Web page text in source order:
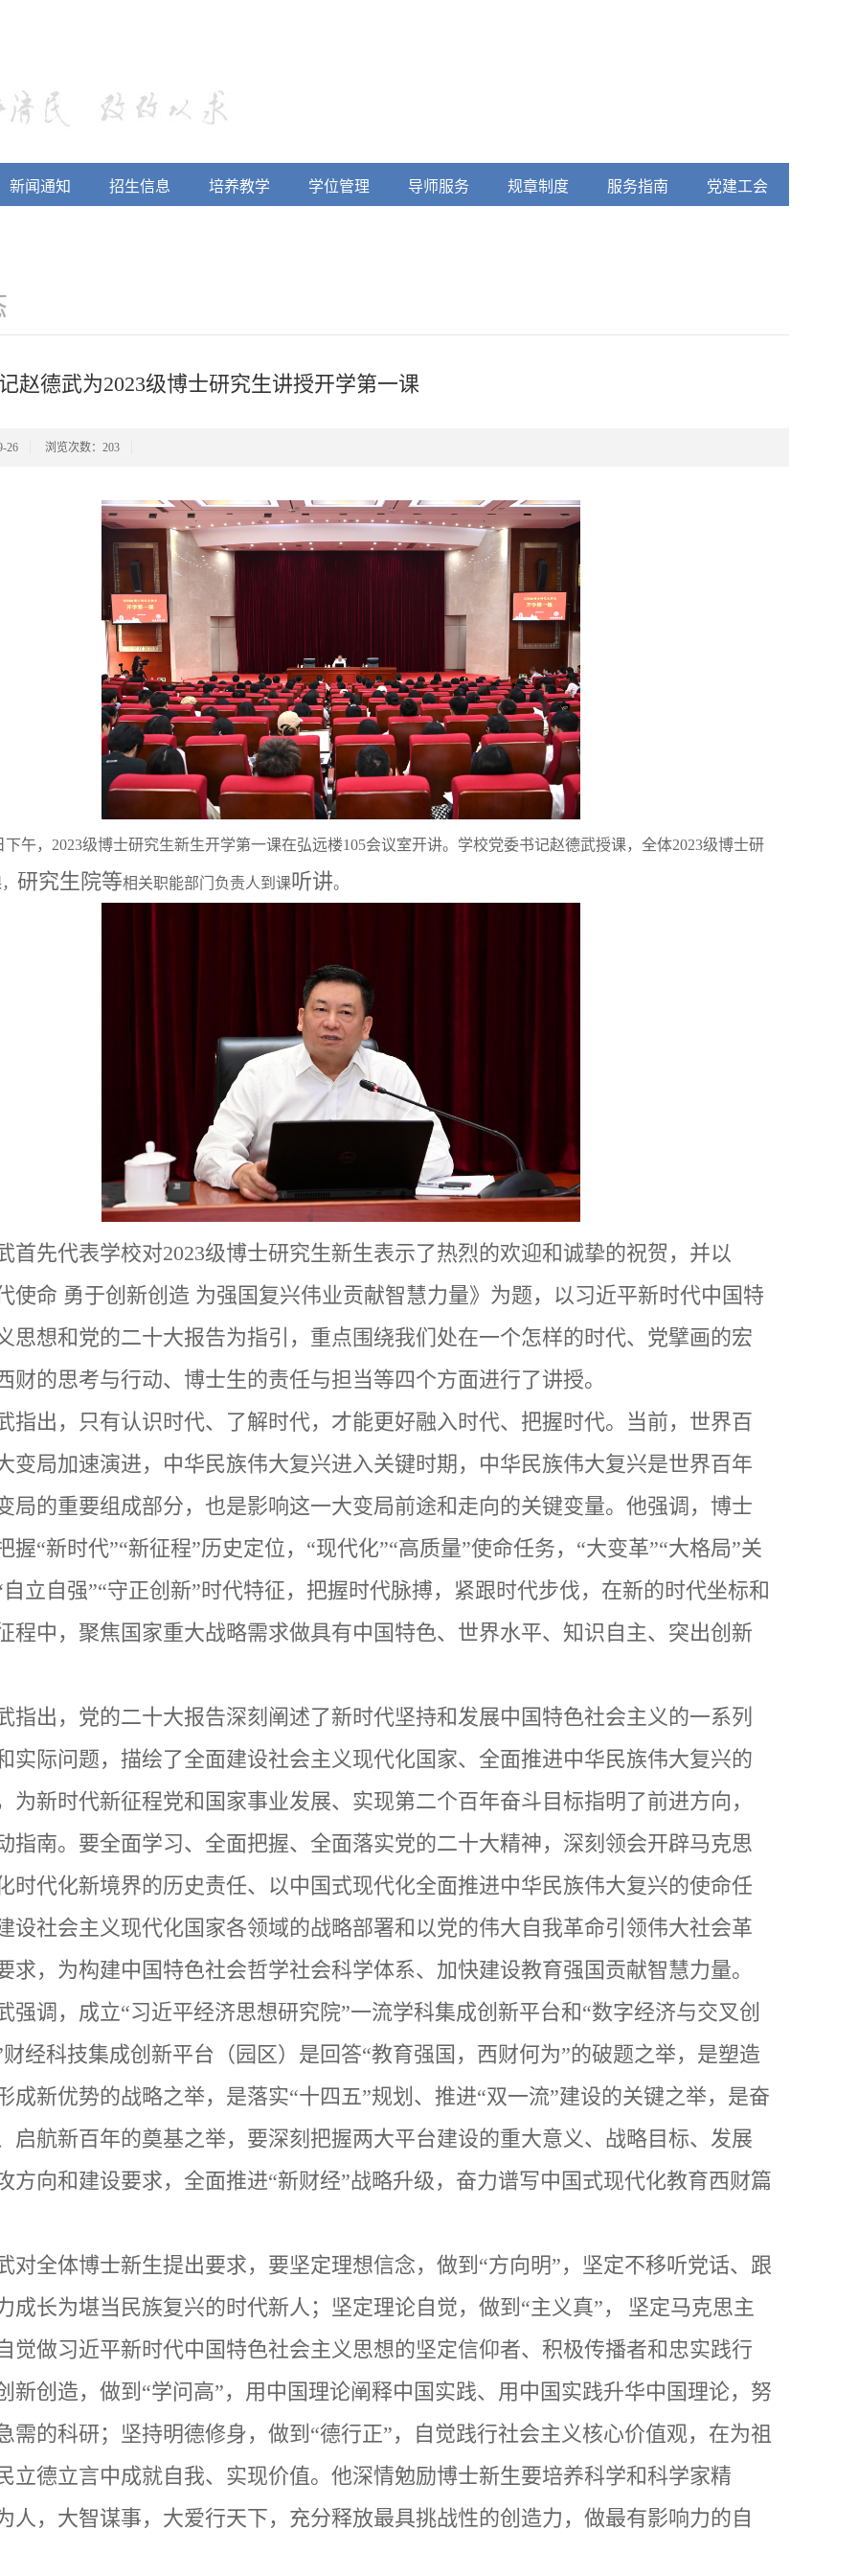
新闻通知 招生信息 培养教学 学位管理 导师服务 规章制度 服务指南 党建工会
赵德武为2023级博士研究生讲授开学第一课
26 浏览次数： 203
下午， 2023级博士研究生新生开学第一课在弘远楼105会议室开讲。学校党委书记赵德武授课，全体2023级博士研
研究生院等相关职能部门负责人到课听讲。
首先代表学校对2023级博士研究生新生表示了热烈的欢迎和诚挚的祝贺，并以
使命 勇于创新创造 为强国复兴伟业贡献智慧力量》为题，以习近平新时代中国特
思想和党的二十大报告为指引，重点围绕我们处在一个怎样的时代、党擘画的宏
财的思考与行动、博士生的责任与担当等四个方面进行了讲授。
指出，只有认识时代、了解时代，才能更好融入时代、把握时代。当前，世界百
变局加速演进，中华民族伟大复兴进入关键时期，中华民族伟大复兴是世界百年
局的重要组成部分，也是影响这一大变局前途和走向的关键变量。他强调， 博士
握“新时代”“新征程”历史定位， “现代化”“高质量”使命任务， “大变革”“大格局”关
自立自强”“守正创新”时代特征，把握时代脉搏，紧跟时代步伐，在新的时代坐标和
程中，聚焦国家重大战略需求做具有中国特色、世界水平、知识自主、突出创新
指出， 党的二十大报告深刻阐述了新时代坚持和发展中国特色社会主义的一系列
实际问题，描绘了全面建设社会主义现代化国家、全面推进中华民族伟大复兴的
为新时代新征程党和国家事业发展、实现第二个百年奋斗目标指明了前进方向，
指南。要全面学习、全面把握、全面落实党的二十大精神，深刻领会开辟马克思
时代化新境界的历史责任、以中国式现代化全面推进中华民族伟大复兴的使命任
设社会主义现代化国家各领域的战略部署和以党的伟大自我革命引领伟大社会革
求，为构建中国特色社会哲学社会科学体系、加快建设教育强国贡献智慧力量。
强调， 成立“习近平经济思想研究院”一流学科集成创新平台和“数字经济与交叉创
财经科技集成创新平台（园区）是回答“教育强国，西财何为”的破题之举，是塑造
成新优势的战略之举，是落实“十四五”规划、推进“双一流”建设的关键之举，是奋
启航新百年的奠基之举，要深刻把握两大平台建设的重大意义、战略目标、发展
方向和建设要求，全面推进“新财经”战略升级，奋力谱写中国式现代化教育西财篇
对全体博士新生提出要求，要坚定理想信念，做到 “方向明”，坚定不移听党话、跟
成长为堪当民族复兴的时代新人；坚定理论自觉，做到 “主义真”，
坚定马克思主
觉做习近平新时代中国特色社会主义思想的坚定信仰者、积极传播者和忠实践行
新创造，做到 “学问高”， 用中国理论阐释中国实践、用中国实践升华中国理论，努
需的科研；坚持明德修身，做到 “德行正”，自觉践行社会主义核心价值观， 在为祖
立德立言中成就自我、实现价值。 他深情勉励博士新生要培养科学和科学家精
人，大智谋事，大爱行天下，充分释放最具挑战性的创造力，做最有影响力的自